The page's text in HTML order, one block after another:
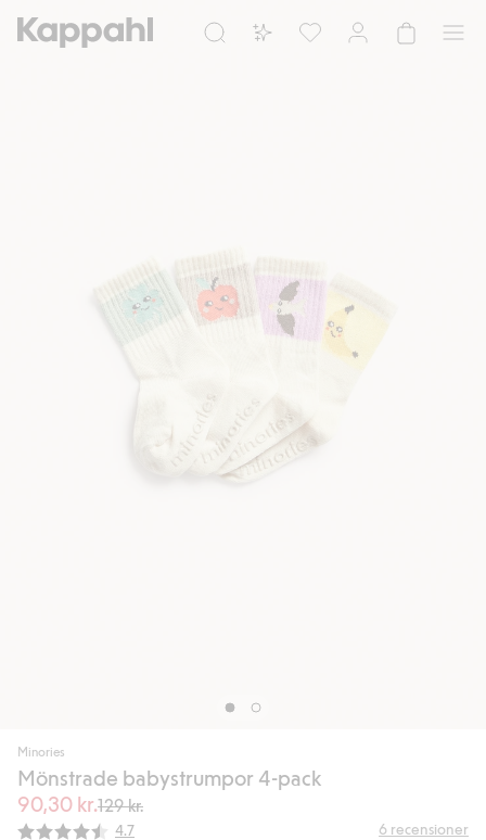
Minories
Mönstrade babystrumpor 4-pack
90,30 kr.129 kr.
Snittbetyg:
4.7 6 recensioner